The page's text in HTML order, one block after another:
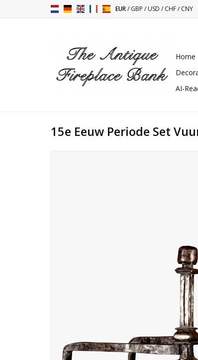
EUR/GBP /USD /CHF/CNY
Home
AI-
15e Eeuw Periode Set